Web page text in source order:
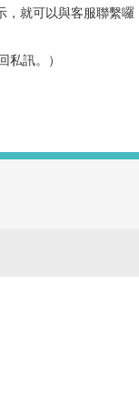
，就可以與客服聯繫囉
私訊。）